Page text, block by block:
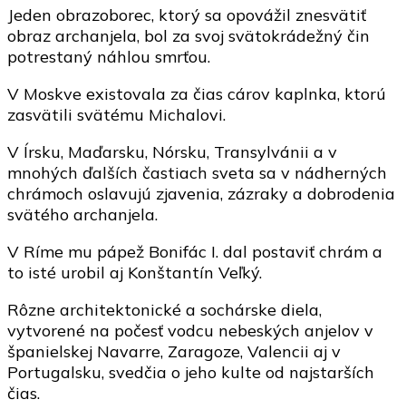
Jeden obrazoborec, ktorý sa opovážil znesvätiť
obraz archanjela, bol za svoj svätokrádežný čin
potrestaný náhlou smrťou.
V Moskve existovala za čias cárov kaplnka, ktorú
zasvätili svätému Michalovi.
V Írsku, Maďarsku, Nórsku, Transylvánii a v
mnohých ďalších častiach sveta sa v nádherných
chrámoch oslavujú zjavenia, zázraky a dobrodenia
svätého archanjela.
V Ríme mu pápež Bonifác I. dal postaviť chrám a
to isté urobil aj Konštantín Veľký.
Rôzne architektonické a sochárske diela,
vytvorené na počesť vodcu nebeských anjelov v
španielskej Navarre, Zaragoze, Valencii aj v
Portugalsku, svedčia o jeho kulte od najstarších
čias.